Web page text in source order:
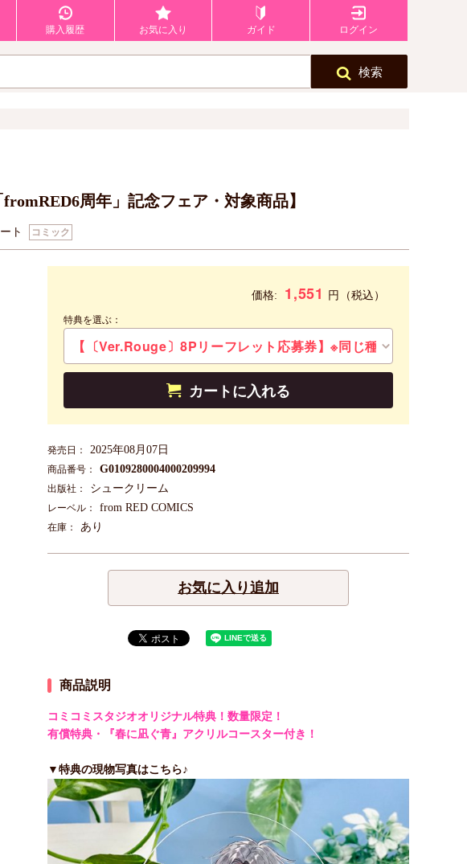
購入履歴 お気に入り ガイド ログイン
検索
周年」記念フェア・対象商品】
ト コミック
価格: 1,551 円 （税込）
特典を選ぶ：
カートに入れる
発売日： 2025年08月07日
商品番号： G0109280004000209994
出版社： シュークリーム
レーベル： from RED COMICS
在庫： あり
お気に入り追加
商品説明
コミコミスタジオオリジナル特典！数量限定！
有償特典・『春に凪ぐ青』アクリルコースター付き！
▼特典の現物写真はこちら♪